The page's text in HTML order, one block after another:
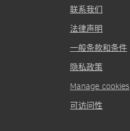
联系我们
法律声明
一般条款和条件
隐私政策
Manage cookies
可访问性